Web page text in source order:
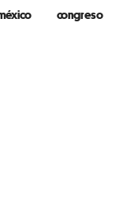
congreso